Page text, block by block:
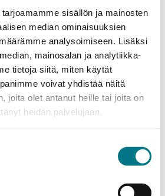
sisällön ja mainosten
median ominaisuuksien
analysoimiseen. Lisäksi
mainosalan ja analytiikka-
tietoja siitä, miten käytät
voivat yhdistää näitä
joita olet antanut heille tai joita on
heidän palvelujaan.
VIDEO